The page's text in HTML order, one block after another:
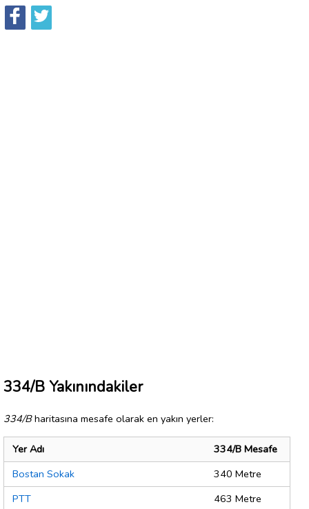
334/B Yakınındakiler
334/Bharitasına mesafe olarak en yakın yerler:
Yer Adı
334/B Mesafe
Bostan Sokak
340 Metre
PTT
463 Metre